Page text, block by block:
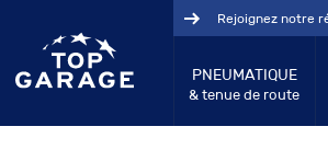
Rejoignez notre
PNEUMATIQUE
& tenue de route